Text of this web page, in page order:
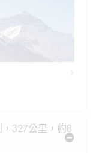
327公里，約8